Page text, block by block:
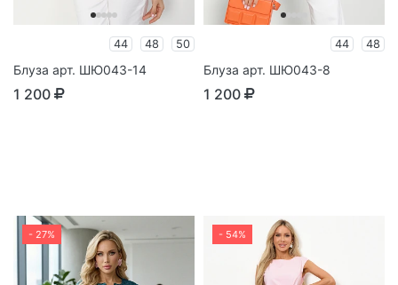
44 48 50
Блуза арт. ШЮ043-14
1 200
44 48
Блуза арт. ШЮ043-8
1 200
- 27% - 54%